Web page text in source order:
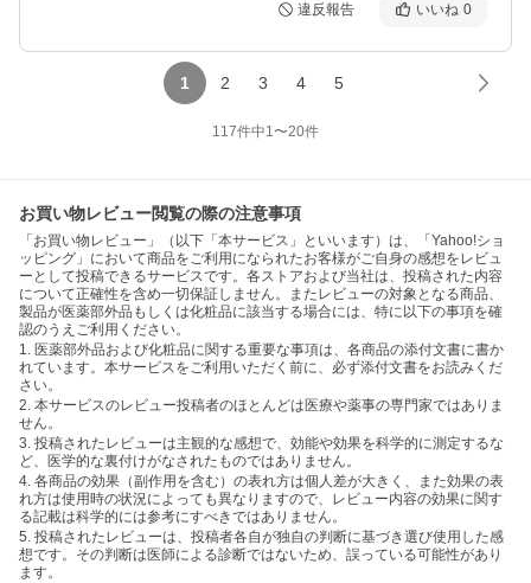
違反報告 いいね 0
1 2 3 4 5
117件中1〜20件
お買い物レビュー閲覧の際の注意事項
「お買い物レビュー」（以下「本サービス」といいます）は、「Yahoo!ショ
ッピング」において商品をご利用になられたお客様がご自身の感想をレビュ
ーとして投稿できるサービスです。各ストアおよび当社は、投稿された内容
について正確性を含め一切保証しません。またレビューの対象となる商品、
製品が医薬部外品もしくは化粧品に該当する場合には、特に以下の事項を確
認のうえご利用ください。
1. 医薬部外品および化粧品に関する重要な事項は、各商品の添付文書に書か
れています。本サービスをご利用いただく前に、必ず添付文書をお読みくだ
さい。
2. 本サービスのレビュー投稿者のほとんどは医療や薬事の専門家ではありま
せん。
3. 投稿されたレビューは主観的な感想で、効能や効果を科学的に測定するな
ど、医学的な裏付けがなされたものではありません。
4. 各商品の効果（副作用を含む）の表れ方は個人差が大きく、また効果の表
れ方は使用時の状況によっても異なりますので、レビュー内容の効果に関す
る記載は科学的には参考にすべきではありません。
5. 投稿されたレビューは、投稿者各自が独自の判断に基づき選び使用した感
想です。その判断は医師による診断ではないため、誤っている可能性があり
ます。